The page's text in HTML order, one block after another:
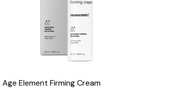
Age Element Firming Cream